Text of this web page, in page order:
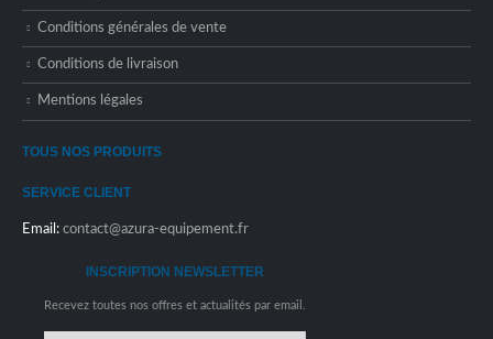
Conditions générales de vente
Conditions de livraison
Mentions légales
TOUS NOS PRODUITS
SERVICE CLIENT
Email: contact@azura-equipement.fr
INSCRIPTION NEWSLETTER
Recevez toutes nos offres et actualités par email.